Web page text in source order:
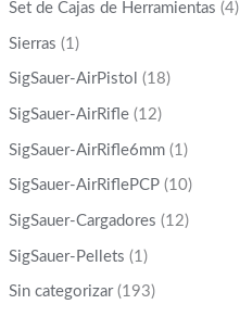
Set de Cajas de Herramientas (4)
Sierras (1)
SigSauer-AirPistol (18)
SigSauer-AirRifle (12)
SigSauer-AirRifle6mm (1)
SigSauer-AirRiflePCP (10)
SigSauer-Cargadores (12)
SigSauer-Pellets (1)
Sin categorizar (193)